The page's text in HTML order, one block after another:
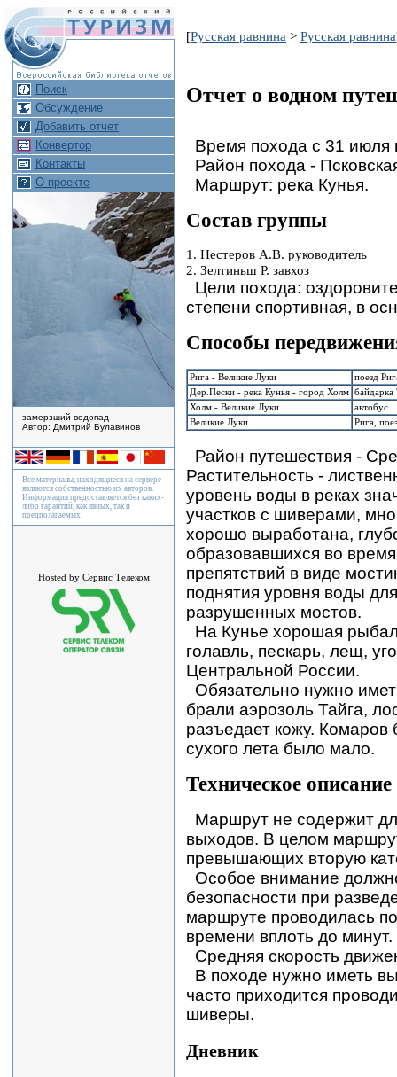
Поиск
Обсуждение
Добавить отчет
Конвертор
Контакты
О проекте
замерзший водопад
Автор: Дмитрий Булавинов
Все материалы, находящиеся на сервере
являются собственностью их авторов.
Информация предоставляется без каких-
либо гарантий, как явных, так и
предполагаемых.
Hosted by Сервис Телеком
[Русская равнина > Русская равнина
Отчeт о водном
Время похода с 31 июля
Район похода -
Маршрут: река Кунья.
Состав группы
1. Нестеров А.В. руководитель
2. Зелтиньш Р. завхоз
Цели похода:
степени спортивная, в
Способы
Рига - Великие Луки
поезд
Дер.Пески - река Кунья - город Холм байдарка
Холм - Великие Луки
автобус
Великие Луки
Рига,
Район путешествия -
Растительность -
уровень воды в реках
участков с шиверами,
хорошо выработана,
образовавшихся во
препятствий в виде
поднятия уровня воды
разрушенных мостов.
На Кунье хорошая
голавль, пескарь, лещ,
Центральной России.
Обязательно нужно
брали аэрозоль Тайга,
разъедает кожу. Комаров
сухого лета было мало.
Техническое
Маршрут не содержит
выходов. В целом
превышающих вторую
Особое внимание
безопасности при
маршруте проводилась
времени вплоть до минут.
Средняя скорость
В походе нужно иметь
часто приходится
шиверы.
Дневник